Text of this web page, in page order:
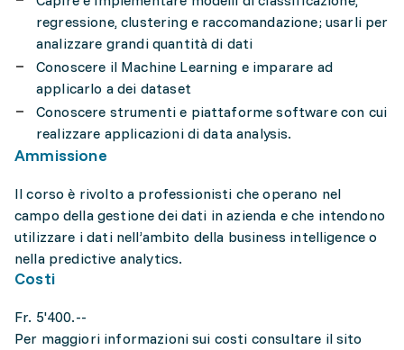
regressione, clustering e raccomandazione; usarli per
analizzare grandi quantità di dati
Conoscere il Machine Learning e imparare ad
applicarlo a dei dataset
Conoscere strumenti e piattaforme software con cui
realizzare applicazioni di data analysis.
Ammissione
Il corso è rivolto a professionisti che operano nel
campo della gestione dei dati in azienda e che intendono
utilizzare i dati nell’ambito della business intelligence o
nella predictive analytics.
Costi
Fr. 5'400.--
Per maggiori informazioni sui costi consultare il sito